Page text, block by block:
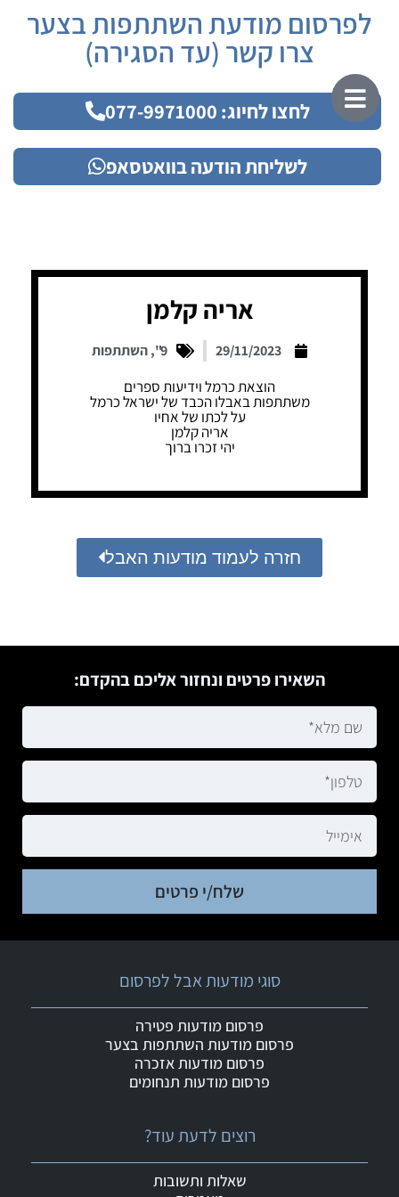
לפרסום מודעת השתתפות בצער
צרו קשר (עד הסגירה)
לחצו לחיוג: 077-9971000
לשליחת הודעה בוואטסאפ
אריה קלמן
29/11/2023
9"
,השתתפות
הוצאת כרמל וידיעות ספרים
משתתפות באבלו הכבד של ישראל כרמל
על לכתו של אחיו
אריה קלמן
יהי זכרו ברוך
חזרה לעמוד מודעות האבל
השאירו פרטים ונחזור אליכם בהקדם:
שלח/י פרטים
רוצים לדעת עוד?
שאלות ותשובות
סוגי מודעות אבל לפרסום
פרסום מודעות פטירה
פרסום מודעות השתתפות בצער
פרסום מודעות אזכרה
פרסום מודעות תנחומים